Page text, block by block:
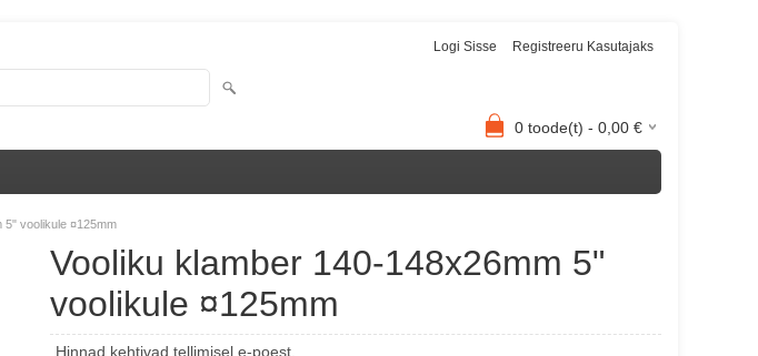
Logi Sisse Registreeru Kasutajaks
0 toode(t) - 0,00 €
5" voolikule ¤125mm
Vooliku klamber 140-148x26mm 5"
voolikule ¤125mm
Hinnad kehtivad tellimisel e-poest.